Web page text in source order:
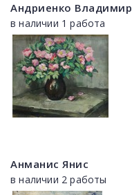
Андриенко Владимир
в наличии 1 работа
Анманис Янис
в наличии 2 работы